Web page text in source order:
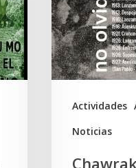
Actividades
Noticias
través
del
arte
las
tensiones
documentales